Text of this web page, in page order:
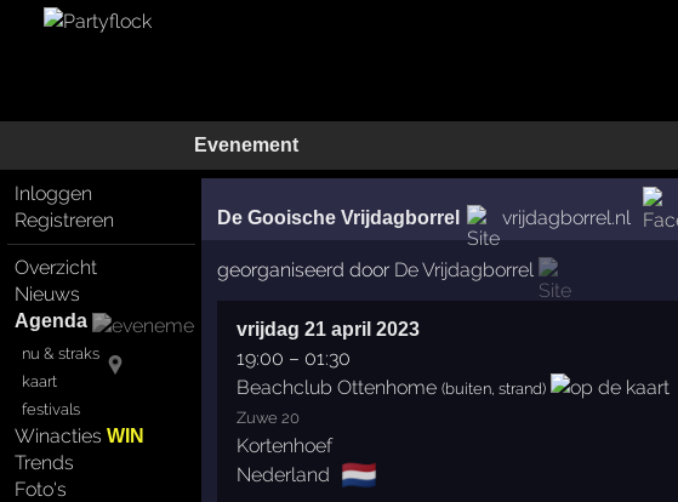
Evenement
Inloggen
Registreren
Overzicht
Nieuws
Agenda
nu & straks
kaart
festivals
WinactiesWIN
Trends
Foto's
De Gooische Vrijdagborrel vrijdagborrel.nl
georganiseerd door De Vrijdagborrel
vrijdag 21 april 2023
19:00 – 01:30
Beachclub Ottenhome (buiten, strand)
Zuwe 20
Kortenhoef
Nederland 🇳🇱